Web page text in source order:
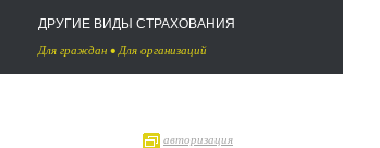
ДРУГИЕ ВИДЫ СТРАХОВАНИЯ
Для граждан •Для организаций
авторизация